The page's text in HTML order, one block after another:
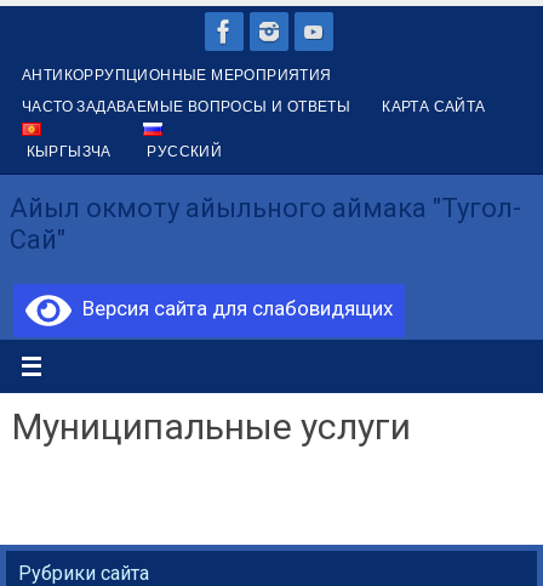
содержимому
АНТИКОРРУПЦИОННЫЕ МЕРОПРИЯТИЯ
ЧАСТО ЗАДАВАЕМЫЕ ВОПРОСЫ И ОТВЕТЫ
КАРТА САЙТА
КЫРГЫЗЧА РУССКИЙ
Айыл окмоту айыльного аймака "Тугол-
Сай"
Версия сайта для слабовидящих
Муниципальные услуги
Рубрики сайта